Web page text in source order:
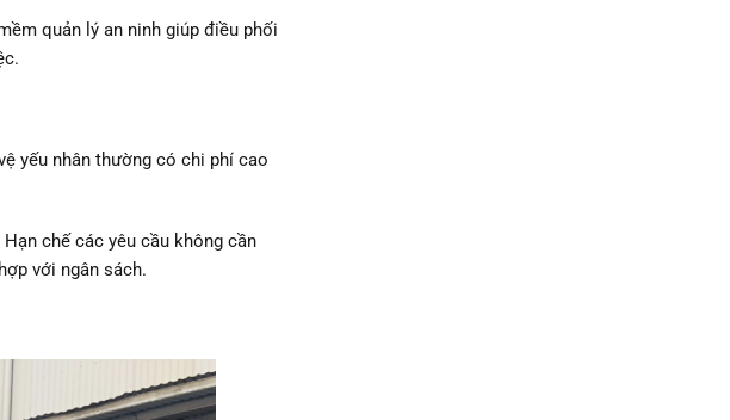
quản lý an ninh giúp điều phối
yếu nhân thường có chi phí cao
chế các yêu cầu không cần
với ngân sách.